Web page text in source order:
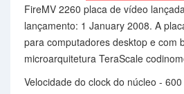
FireMV 2260 placa de vídeo
lançamento: 1 January 2008. A
para computadores desktop e com
microarquitetura TeraScale
Velocidade do clock do núcleo -